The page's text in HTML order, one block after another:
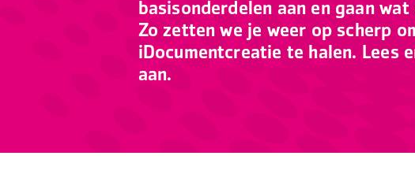
basisonderdelen aan en gaan
Zo zetten we je weer op scherp
iDocumentcreatie te halen. Lees
aan.